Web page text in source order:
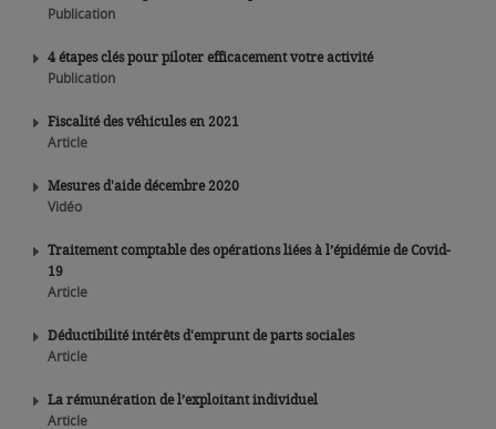
Publication
4 étapes clés pour piloter efficacement votre activité
Publication
Fiscalité des véhicules en 2021
Article
Mesures d'aide décembre 2020
Vidéo
Traitement comptable des opérations liées à l’épidémie de Covid-
19
Article
Déductibilité intérêts d'emprunt de parts sociales
Article
La rémunération de l’exploitant individuel
Article